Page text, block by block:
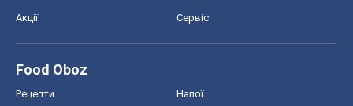
Акції Сервіс
Food Oboz
Рецепти Напої